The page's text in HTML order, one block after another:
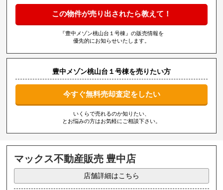
この物件が売り出されたら教えて！
『豊中メゾン桃山台１号棟』の販売情報を
優先的にお知らせいたします。
豊中メゾン桃山台１号棟を売りたい方
今すぐ無料売却査定をしたい
いくらで売れるのか知りたい、
とお悩みの方はお気軽にご相談下さい。
マックス不動産販売 豊中店
店舗詳細はこちら